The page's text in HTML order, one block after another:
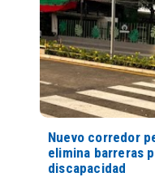
Nuevo corredor
elimina barreras
discapacidad